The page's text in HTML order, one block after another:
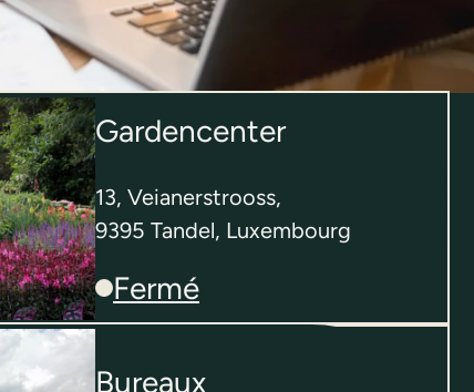
Gardencenter
13, Veianerstrooss,
9395 Tandel, Luxembourg
Fermé
Bureaux